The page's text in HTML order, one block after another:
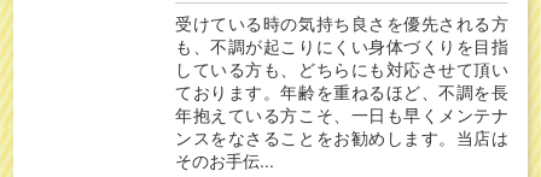
受けている時の気持ち良さを優先される方
も、不調が起こりにくい身体づくりを目指
している方も、どちらにも対応させて頂い
ております。年齢を重ねるほど、不調を長
年抱えている方こそ、一日も早くメンテナ
ンスをなさることをお勧めします。当店は
そのお手伝...